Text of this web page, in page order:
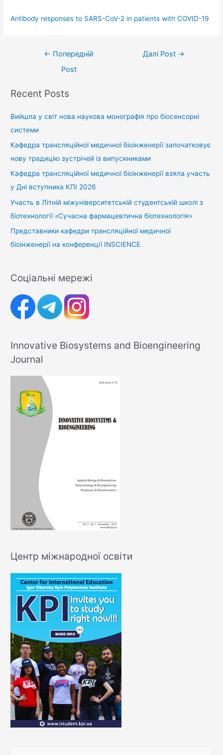
Antibody responses to SARS-CoV-2 in patients with COVID-19
← Попередній
Post
Далі Post →
Recent Posts
Вийшла у світ нова наукова монографія про біосенсорні
системи
Кафедра трансляційної медичної біоінженерії започатковує
нову традицію зустрічей із випускниками
Кафедра трансляційної медичної біоінженерії взяла участь
у Дні вступника КПІ 2026
Участь в Літній міжуніверситетській студентській школі з
біотехнології «Сучасна фармацевтична біотехнологія»
Представники кафедри трансляційної медичної
біоінженерії на конференції INSCIENCE
Соціальні мережі
Innovative Biosystems and Bioengineering
Journal
Центр міжнародної освіти